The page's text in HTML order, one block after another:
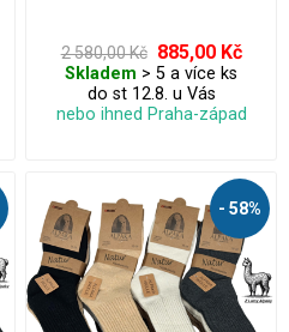
2 580,00 Kč 885,00 Kč
Skladem > 5 a více ks
do st 12.8. u Vás
nebo ihned Praha-západ
- 58%